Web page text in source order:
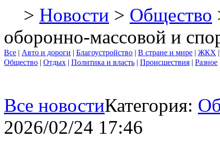
> Новости > Общество
оборонно-массовой и
Все | Авто и дороги | Благоустройство | В стране и мире | ЖКХ
Общество | Отдых | Политика и власть | Происшествия | Разное
Все новостиКатегория:
2026/02/24 17:46